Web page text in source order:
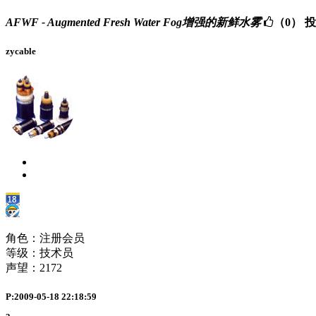
AFWF - Augmented Fresh Water Fog增强的新鲜水雾 （0）
zycable
角色：注册会员
等级：技术员
声望： 2172
P:2009-05-18 22:18:59